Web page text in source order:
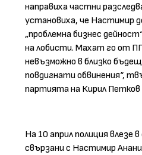
направиха частни
установиха, че Настимир
„проблемна бизнес
на лобисти. Махат го от
невъзможно в близко
повдигнати обвинения“,
партията на Кирил Петков
На 10 април полиция влезе
свързани с Настимир